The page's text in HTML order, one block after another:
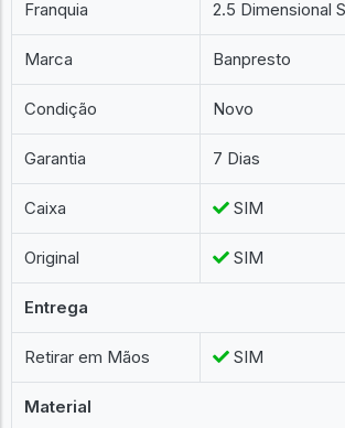
Franquia 2.5 Dimensional
Marca Banpresto
Condição Novo
Garantia 7 Dias
Caixa SIM
Original SIM
Entrega
Retirar em Mãos SIM
Material